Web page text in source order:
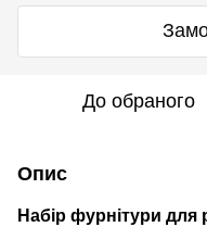
До обраного
Опис
Набір фурнітури для